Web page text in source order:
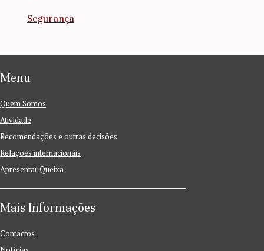
Segurança
Menu
Quem Somos
Atividade
Recomendações e outras decisões
Relações internacionais
Apresentar Queixa
Mais Informações
Contactos